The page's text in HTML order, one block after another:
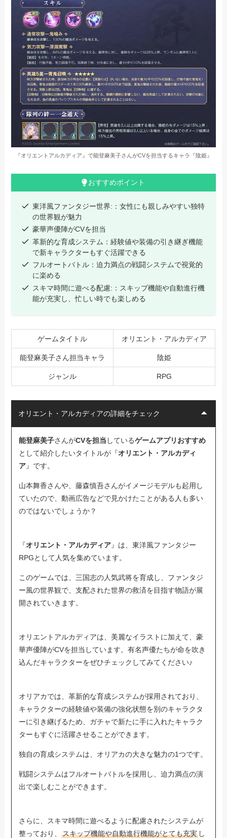
『オリエントアルカディア』で能登麻美子さんがCVを担当するキャラ『陰姫』
おすすめポイント
東洋風ファンタジー世界:：女性にも親しみやすい独特
の世界観が魅力
豪華声優陣がCVを担当
革新的な育成システム：経験値や装備の引き継ぎ機能
で新キャラクターもすぐ活躍できる
フルオートバトル：迫力満点の戦闘システムで視覚的
に楽める
スキマ時間に遊べる配慮:：スキップ機能や自動進行機
能が充実し、忙しい時でも楽しめる
ゲームタイトル オリエント・アルカディア
能登麻美子さん担当キャラ 陰姫
ジャンル RPG
オリエント・アルカディアの詳細をチェック
能登麻美子さんがCVを担当 しているゲームアプリおすすめ
として紹介したいタイトルが『オリエント・アルカディ
ア』です。
山本舞香さんや、藤森慎吾さんがイメージモデルも起用し
ていたので、動画広告などで見かけたことがある人も多い
のではないでしょうか？
『オリエント・アルカディア』は、東洋風ファンタジー
RPGとして人気を集めています。
このゲームでは、三国志の人気武将を育成し、ファンタジ
ー風の世界観で、支配された世界の救済を目指す物語が展
開されていきます。
オリエントアルカディアは、美麗なイラストに加えて、豪
華声優陣がCVを担当しています。有名声優たちが命を吹き
込んだキャラクターをぜひチェックしてみてください♪
オリアカでは、革新的な育成システムが採用されており、
キャラクターの経験値や装備の強化状態を別のキャラクタ
ーに引き継げるため、ガチャで新たに手に入れたキャラク
ターもすぐに活躍させることができます。
独自の育成システムは、オリアカの大きな魅力の1つです。
戦闘システムはフルオートバトルを採用し、迫力満点の演
出で楽しむことができます。
さらに、スキマ時間に遊べるように配慮されたシステムが
整っており、スキップ機能や自動進行機能がとても充実 し